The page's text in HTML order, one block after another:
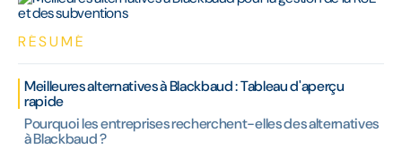
RÉSUMÉ
Meilleures alternatives à Blackbaud : Tableau d'aperçu
rapide
Pourquoi les entreprises recherchent-elles des alternatives
à Blackbaud ?